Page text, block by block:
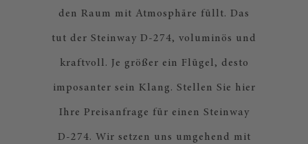
den Raum mit Atmosphäre füllt. Das
tut der Steinway D-274, voluminös und
kraftvoll. Je größer ein Flügel, desto
imposanter sein Klang. Stellen Sie hier
Ihre Preisanfrage für einen Steinway
D-274. Wir setzen uns umgehend mit